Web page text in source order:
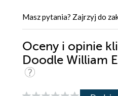
Masz pytania? Zajrzyj do
Oceny i opinie
Doodle William